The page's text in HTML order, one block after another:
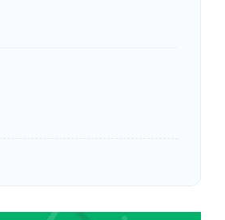
한상협, 업계 개인
민주당, 오늘 제주·
뉴욕증시, 고용 쇼
트럼프, 쿡 연준 이